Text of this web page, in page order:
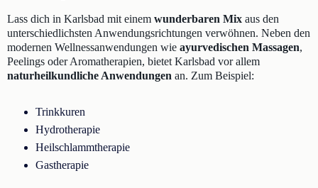
Lass dich in Karlsbad mit einem wunderbaren Mix aus den
unterschiedlichsten Anwendungsrichtungen verwöhnen. Neben den
modernen Wellnessanwendungen wie ayurvedischen Massagen,
Peelings oder Aromatherapien, bietet Karlsbad vor allem
naturheilkundliche Anwendungen an. Zum Beispiel:
Trinkkuren
Hydrotherapie
Heilschlammtherapie
Gastherapie